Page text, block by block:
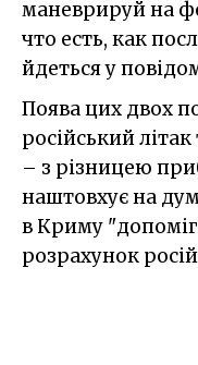
маневрируй на
что есть, как
йдеться у
Поява цих двох
російський
– з різницею
наштовхує на
в Криму
розрахунок